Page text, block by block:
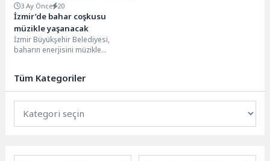
3 Ay Önce 20
İzmir’de bahar coşkusu
müzikle yaşanacak
İzmir Büyükşehir Belediyesi,
baharın enerjisini müzikle
Tüm Kategoriler